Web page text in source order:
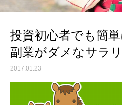
投資初心者でも簡
副業がダメなサラ
2017.01.23